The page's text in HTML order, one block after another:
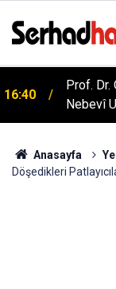
16:40
Prof. Dr.
Nebevî
Anasayfa
Döşedikleri